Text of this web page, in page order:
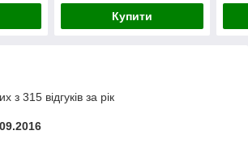
Купити
з 315 відгуків за рік